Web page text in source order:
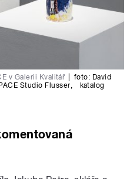
v Galerii Kvalitář foto: David
Studio Flusser,
katalog